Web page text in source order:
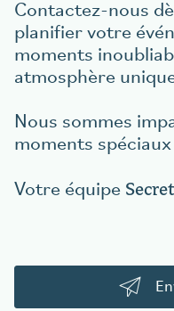
Contactez-nous
planifier votre
moments
atmosphère
Nous sommes
moments
Votre équipe